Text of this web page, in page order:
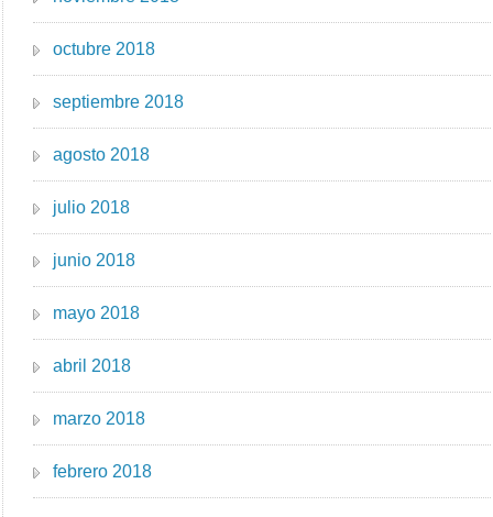
octubre 2018
septiembre 2018
agosto 2018
julio 2018
junio 2018
mayo 2018
abril 2018
marzo 2018
febrero 2018